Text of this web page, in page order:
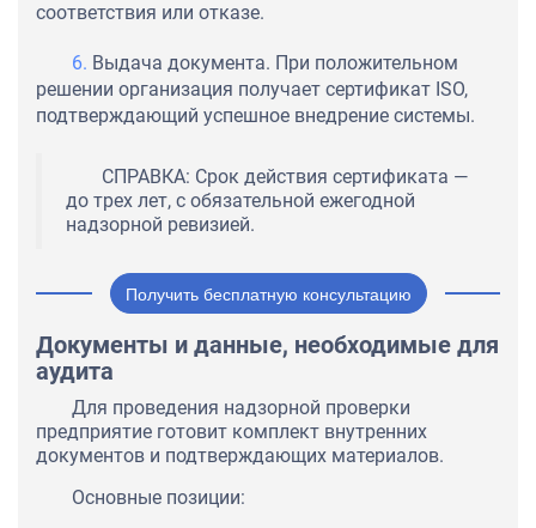
соответствия или отказе.
Выдача документа. При положительном
решении организация получает сертификат ISO,
подтверждающий успешное внедрение системы.
СПРАВКА: Срок действия сертификата —
до трех лет, с обязательной ежегодной
надзорной ревизией.
Получить бесплатную консультацию
Документы и данные, необходимые для
аудита
Для проведения надзорной проверки
предприятие готовит комплект внутренних
документов и подтверждающих материалов.
Основные позиции: